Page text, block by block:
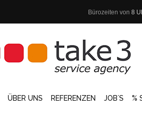
Bürozeiten von 8
ÜBER UNS REFERENZEN JOB´S %